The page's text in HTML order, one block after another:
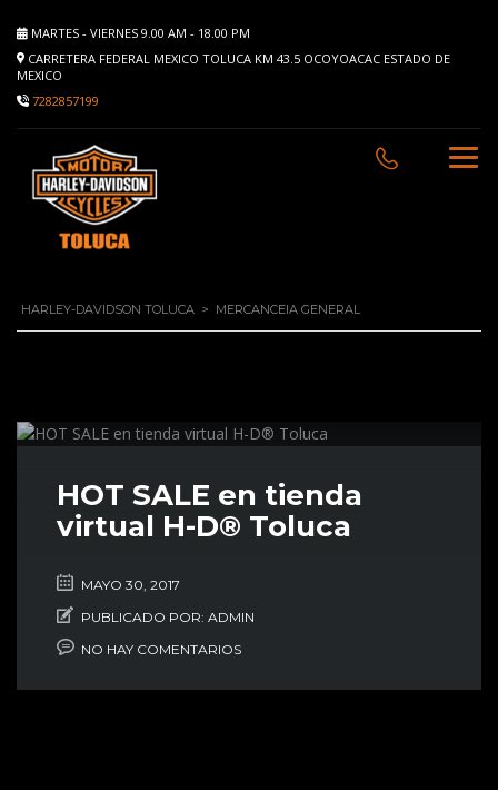
MARTES - VIERNES 9.00 AM - 18.00 PM
CARRETERA FEDERAL MEXICO TOLUCA KM 43.5 OCOYOACAC ESTADO DE
MEXICO
7282857199
HARLEY-DAVIDSON TOLUCA > MERCANCEIA GENERAL
HOT SALE en tienda
virtual H-D® Toluca
MAYO 30, 2017
PUBLICADO POR: ADMIN
NO HAY COMENTARIOS